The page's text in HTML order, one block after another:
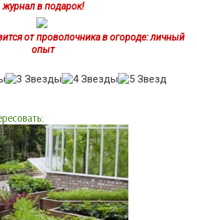
журнал в подарок!
от проволочника в огороде: личный
опыт